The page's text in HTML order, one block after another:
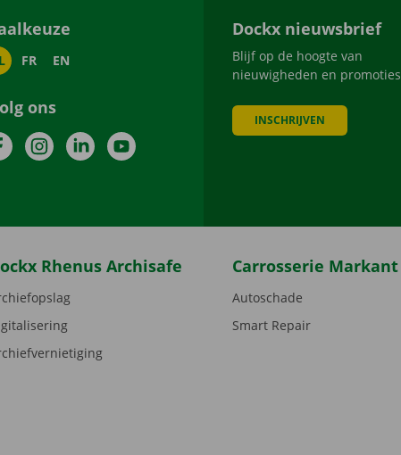
FR EN
ons
FacebookInstagramLinkedInYouTube
Dockx nieuwsbrief
Blijf op de hoogte van
nieuwigheden en promoties
INSCHRIJVEN
Rhenus Archisafe Carrosserie Markant
Autoschade
Smart Repair